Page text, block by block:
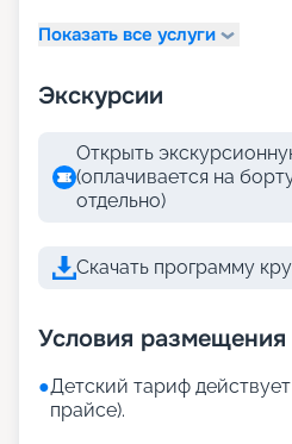
Показать все услуги
Экскурсии
Открыть
(оплачивается на
отдельно)
Скачать программу
Условия размещения
●Детский тариф действует
прайсе).